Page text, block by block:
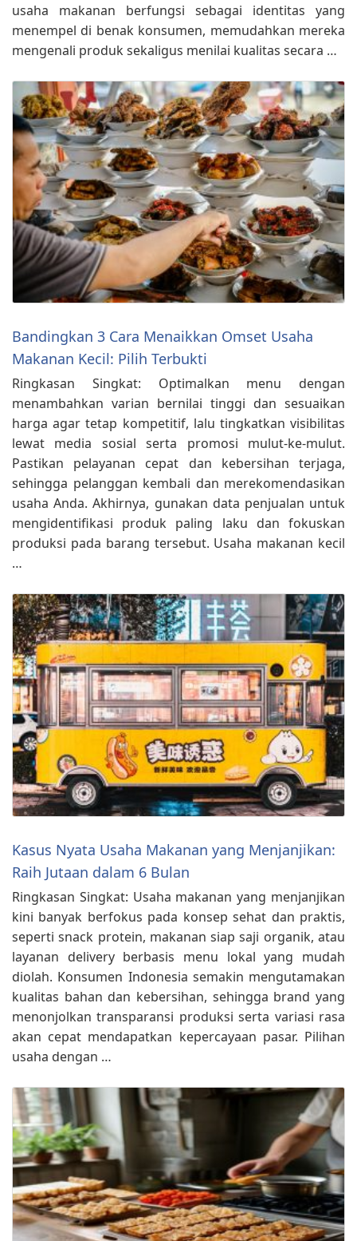
usaha makanan berfungsi sebagai identitas yang
menempel di benak konsumen, memudahkan mereka
mengenali produk sekaligus menilai kualitas secara …
Bandingkan 3 Cara Menaikkan Omset Usaha
Makanan Kecil: Pilih Terbukti
Ringkasan Singkat: Optimalkan menu dengan
menambahkan varian bernilai tinggi dan sesuaikan
harga agar tetap kompetitif, lalu tingkatkan visibilitas
lewat media sosial serta promosi mulut‑ke‑mulut.
Pastikan pelayanan cepat dan kebersihan terjaga,
sehingga pelanggan kembali dan merekomendasikan
usaha Anda. Akhirnya, gunakan data penjualan untuk
mengidentifikasi produk paling laku dan fokuskan
produksi pada barang tersebut. Usaha makanan kecil
…
Kasus Nyata Usaha Makanan yang Menjanjikan:
Raih Jutaan dalam 6 Bulan
Ringkasan Singkat: Usaha makanan yang menjanjikan
kini banyak berfokus pada konsep sehat dan praktis,
seperti snack protein, makanan siap saji organik, atau
layanan delivery berbasis menu lokal yang mudah
diolah. Konsumen Indonesia semakin mengutamakan
kualitas bahan dan kebersihan, sehingga brand yang
menonjolkan transparansi produksi serta variasi rasa
akan cepat mendapatkan kepercayaan pasar. Pilihan
usaha dengan …